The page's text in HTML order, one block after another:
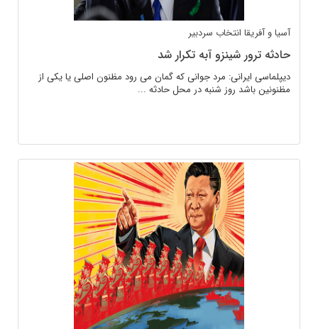
آسیا و آفریقا انتخاب سردبیر
حادثه ترور شینزو آبه تکرار شد
دیپلماسی ایرانی: مرد جوانی که گمان می رود مظنون اصلی یا یکی از
مظنونین باشد روز شنبه در محل حادثه ...